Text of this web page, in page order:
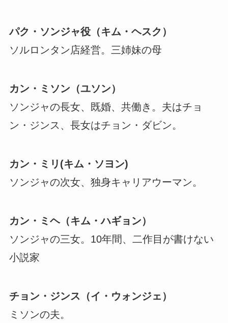
パク・ソンジャ役（キム・ヘスク）
ソルロンタン店経営。三姉妹の母
カン・ミソン（ユソン）
ソンジャの長女、既婚、共働き。夫はチョ
ン・ジンス、長女はチョン・ダビン。
カン・ミリ(キム・ソヨン)
ソンジャの次女、独身キャリアウーマン。
カン・ミヘ（キム・ハギョン）
ソンジャの三女。10年間、二作目が書けない
小説家
チョン・ジンス（イ・ウォンジェ）
ミソンの夫。